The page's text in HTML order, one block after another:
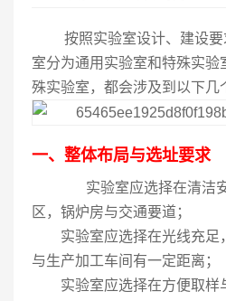
按照实验室设计、建设
室分为通用实验室和特殊实验
殊实验室，都会涉及到以下几
一、整体布局与选址要求
实验室应选择在清洁
区，锅炉房与交通要道；
实验室应选择在光线充足
与生产加工车间有一定距离；
实验室应选择在方便取样